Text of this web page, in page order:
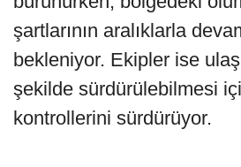
şartlarının aralıklarla
bekleniyor. Ekipler ise
şekilde sürdürülebilmesi
kontrollerini sürdürüyor.